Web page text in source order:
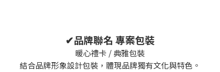
✔品牌聯名 專案包裝
暖心禮卡 / 典雅包裝
結合品牌形象設計包裝，體現品牌獨有文化與特色。